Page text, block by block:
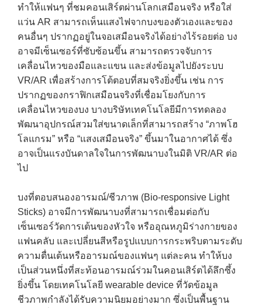
ทำให้แฟนๆ ที่ชมคอนเสิร์ตผ่านโลกเสมือนจริง หรือใส่
แว่น AR สามารถเห็นแสงไฟจากบงของตัวเองและของ
คนอื่นๆ ปรากฏอยู่ในจอเสมือนจริงได้อย่างไร้รอยต่อ บง
อาจมีเซ็นเซอร์ที่ซับซ้อนขึ้น สามารถตรวจจับการ
เคลื่อนไหวของมือและแขน และส่งข้อมูลไปยังระบบ
VR/AR เพื่อสร้างการโต้ตอบที่สมจริงยิ่งขึ้น เช่น การ
ปรากฏของกราฟิกเสมือนจริงที่เชื่อมโยงกับการ
เคลื่อนไหวของบง บางบริษัทเทคโนโลยีมีการทดลอง
พัฒนาอุปกรณ์สวมใส่ขนาดเล็กที่สามารถสร้าง “ภาพโฮ
โลแกรม” หรือ “แสงเสมือนจริง” ขึ้นมาในอากาศได้ ซึ่ง
อาจเป็นแรงบันดาลใจในการพัฒนาบงในมิติ VR/AR ต่อ
ไป
บงที่ตอบสนองอารมณ์/ชีวภาพ (Bio-responsive Light
Sticks) อาจมีการพัฒนาบงที่สามารถเชื่อมต่อกับ
เซ็นเซอร์วัดการเต้นของหัวใจ หรืออุณหภูมิร่างกายของ
แฟนคลับ และเปลี่ยนสีหรือรูปแบบการกระพริบตามระดับ
ความตื่นเต้นหรืออารมณ์ของแฟนๆ แต่ละคน ทำให้บง
เป็นส่วนหนึ่งที่สะท้อนอารมณ์ร่วมในคอนเสิร์ตได้ลึกซึ้ง
ยิ่งขึ้น โดยเทคโนโลยี wearable device ที่วัดข้อมูล
ชีวภาพกำลังได้รับความนิยมอย่างมาก ซึ่งเป็นพื้นฐาน